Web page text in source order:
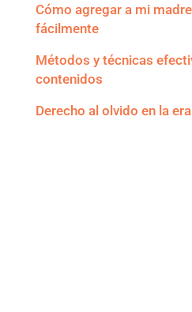
Cómo agregar a mi
fácilmente
Métodos y técnicas
contenidos
Derecho al olvido en la